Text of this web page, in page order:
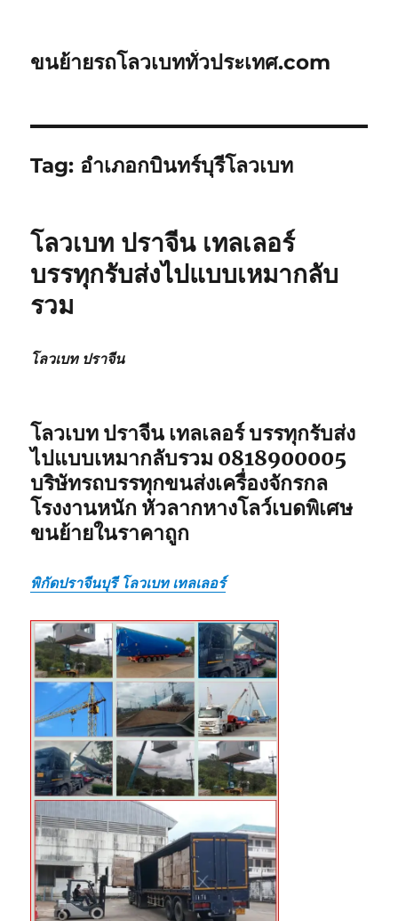
ขนย้ายรถโลวเบททั่วประเทศ.com
Tag: อำเภอกบินทร์บุรีโลวเบท
โลวเบท ปราจีน เทลเลอร์
บรรทุกรับส่งไปแบบเหมากลับ
รวม
โลวเบท ปราจีน
โลวเบท ปราจีน เทลเลอร์ บรรทุกรับส่ง
ไปแบบเหมากลับรวม 0818900005
บริษัทรถบรรทุกขนส่งเครื่องจักรกล
โรงงานหนัก หัวลากหางโลว์เบดพิเศษ
ขนย้ายในราคาถูก
พิกัดปราจีนบุรี โลวเบท เทลเลอร์